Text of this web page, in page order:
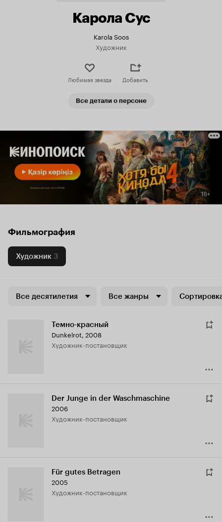
Карола Сус
Karola Soos
Художник
Любимая звезда Добавить
Все детали о персоне
Фильмография
Художник 3
Все десятилетия Все жанры
Темно-красный
Dunkelrot, 2008
Художник-постановщик
Der Junge in der Waschmaschine
2006
Художник-постановщик
Für gutes Betragen
2005
Художник-постановщик